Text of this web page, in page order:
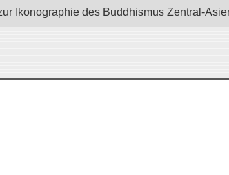
Ikonographie des Buddhismus Zentral-